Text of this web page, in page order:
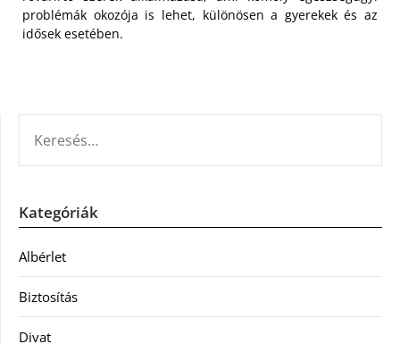
problémák okozója is lehet, különösen a gyerekek és az
idősek esetében.
Kategóriák
Albérlet
Biztosítás
Divat